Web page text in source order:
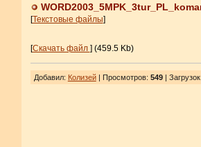
[Текстовые файлы]
[Скачать файл ] (459.5 Kb)
Добавил: Колизей| Просмотров: 549| Загрузок: